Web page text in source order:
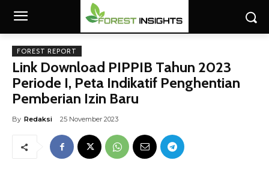
FOREST REPORT
Link Download PIPPIB Tahun 2023
Periode I, Peta Indikatif Penghentian
Pemberian Izin Baru
By Redaksi 25 November 2023